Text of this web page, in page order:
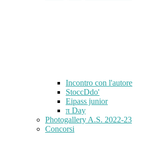
Incontro con l'autore
StoccDdo'
Eipass junior
π Day
Photogallery A.S. 2022-23
Concorsi